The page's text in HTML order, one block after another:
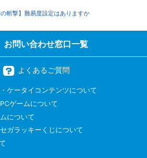
の斬撃】難易度設定はありますか
お問い合わせ窓口一覧
よくあるご質問
ケータイコンテンツについて
ゲームについて
について
ガラッキーくじについて